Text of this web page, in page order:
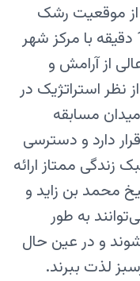
از موقعیت رشک
برانگیزی برخوردار است که تنها 10 دقیقه با مرکز شهر
از آرامش و
نظر استراتژیک در
مسابقه
دارد و دسترسی
ممتاز ارائه
محمد بن زاید و
به طور
و در عین حال
لذت ببرند.